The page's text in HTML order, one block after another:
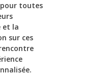
toutes
et la
sur ces